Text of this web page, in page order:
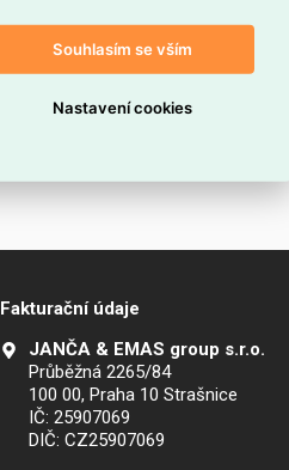
Fakturační údaje
JANČA & EMAS group s.r.o.
Průběžná 2265/84
100 00, Praha 10 Strašnice
IČ: 25907069
DIČ: CZ25907069
Souhlasím se vším
Nastavení cookies